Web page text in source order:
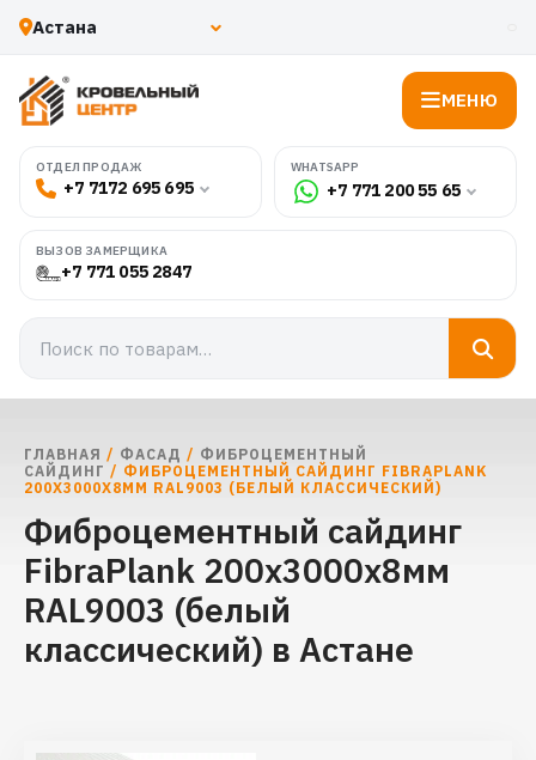
МЕНЮ
ОТДЕЛ ПРОДАЖ
+7 7172 695 695
WHATSAPP
+7 771 200 55 65
ВЫЗОВ ЗАМЕРЩИКА
+7 771 055 2847
ГЛАВНАЯ / ФАСАД / ФИБРОЦЕМЕНТНЫЙ
САЙДИНГ / ФИБРОЦЕМЕНТНЫЙ САЙДИНГ FIBRAPLANK
200Х3000Х8ММ RAL9003 (БЕЛЫЙ КЛАССИЧЕСКИЙ)
Фиброцементный сайдинг
FibraPlank 200х3000х8мм
RAL9003 (белый
классический) в Астане